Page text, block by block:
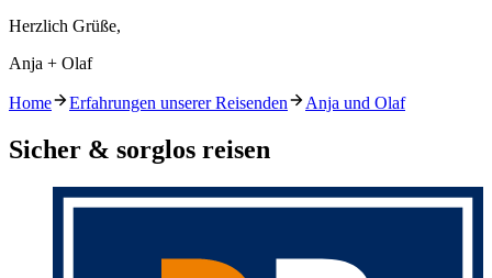
Herzlich Grüße,
Anja + Olaf
Home Erfahrungen unserer Reisenden Anja und Olaf
Sicher & sorglos reisen